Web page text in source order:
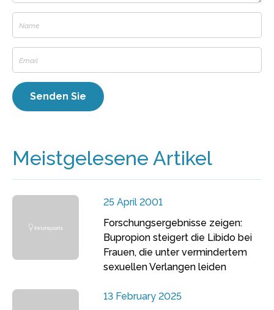
Meistgelesene Artikel
25 April 2001
Forschungsergebnisse zeigen:
Bupropion steigert die Libido bei
Frauen, die unter vermindertem
sexuellen Verlangen leiden
13 February 2025